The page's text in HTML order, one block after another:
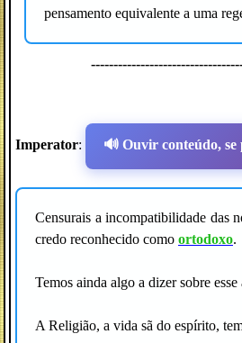
pensamento equivalente a uma
Imperator: 🔊 Ouvir conteúdo,
Censurais a incompatibilidade das
credo reconhecido como ortodoxo.
Temos ainda algo a dizer sobre esse
A Religião, a vida sã do espírito,